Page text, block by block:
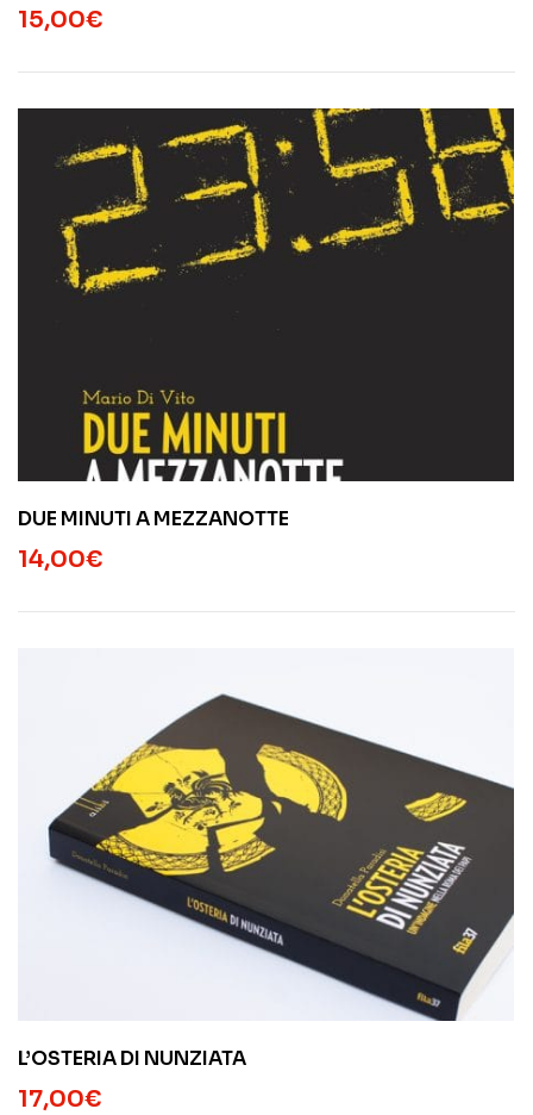
15,00€
DUE MINUTI A MEZZANOTTE
14,00€
L’OSTERIA DI NUNZIATA
17,00€